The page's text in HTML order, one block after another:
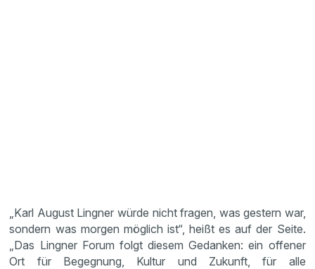
„Karl August Lingner würde nicht fragen, was gestern war,
sondern was morgen möglich ist“, heißt es auf der Seite.
„Das Lingner Forum folgt diesem Gedanken: ein offener
Ort für Begegnung, Kultur und Zukunft, für alle